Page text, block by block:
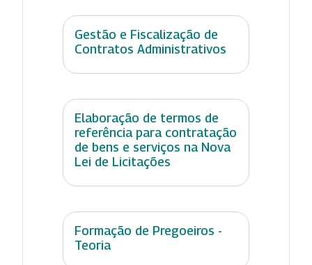
Gestão e Fiscalização de
Contratos Administrativos
Elaboração de termos de
referência para contratação
de bens e serviços na Nova
Lei de Licitações
Formação de Pregoeiros -
Teoria